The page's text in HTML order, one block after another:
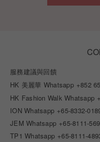
服務建議與回饋
HK 美麗華 Whatsapp +852
HK Fashion Walk Whatsapp
ION Whatsapp +65-8332-
JEM Whatsapp +65-8111-
TP1 Whatsapp +65-8111-